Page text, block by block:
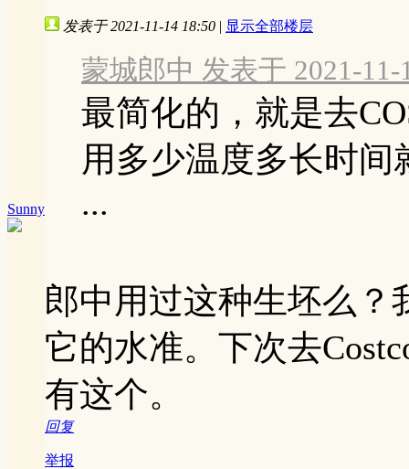
Sunny
发表于 2021-11-14 18:50 | 显示全部楼层
蒙城郎中 发表于 2021-11-
最简化的，就是去
用多少温度多长时
...
郎中用过这种生坯么？
它的水准。下次去
有这个。
回复
举报